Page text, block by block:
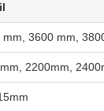
mm, 3600 mm,
2200mm,